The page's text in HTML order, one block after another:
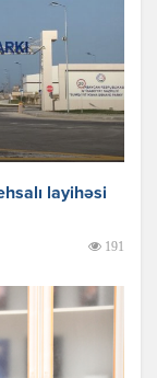
layihəsi
191